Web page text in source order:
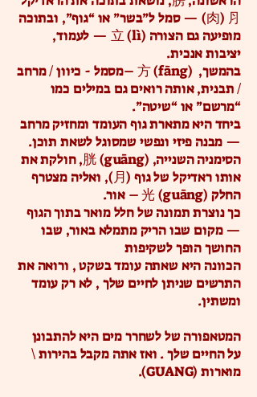
⺼ (肉) — סמל ל”בשר” או “גוף”, ובתוכה
מופיעה גם הצורה 立 (lì) — לעמוד,
יציבות אנכית.
בהמשך, 方 (fāng) –מסמל - כיוון / מרחב
/ תבנית, אותה רואים גם במילים כמו
“מרשם” או “שיטה”.
ביחד היא מתארת גוף העומד ומחזיק מרחב
— מבנה פיזי ונפשי שמסוגל לשאת תוכן.
הסימניה השנייה, 胱 (guāng), חולקת את
אותו ראדיקל של גוף (月), ואליה מצטרף
החלק 光 (guāng) – אור.
כך נוצרת תמונה של חלל מואר בתוך הגוף
— מקום שבו הריק מתמלא באור, שבו
החושך הופך לשקיפות
הכוונה היא שאתה עומד בשקט , ורואה את
התרשים שניתן לחיים שלך , לא רק עומד
ומשתין.
המטאפורה של לשחרר מים היא להתבונן
על החיים שלך . ואז אתה מקבל בהירות \
מוארות (GUANG).